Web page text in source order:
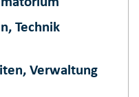
Technik
Verwaltung